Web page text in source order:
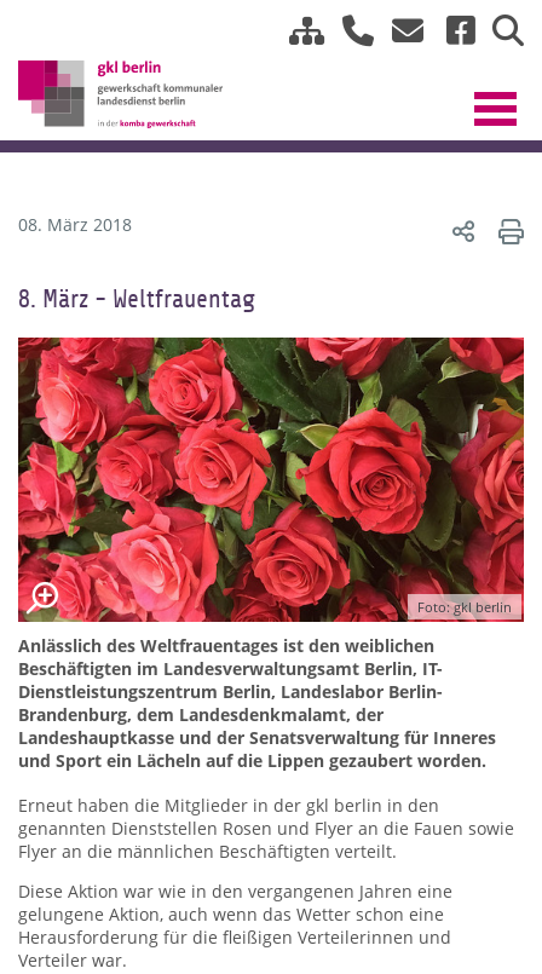
08. März 2018
8. März - Weltfrauentag
Foto: gkl berlin
Anlässlich des Weltfrauentages ist den weiblichen
Beschäftigten im Landesverwaltungsamt Berlin, IT-
Dienstleistungszentrum Berlin, Landeslabor Berlin-
Brandenburg, dem Landesdenkmalamt, der
Landeshauptkasse und der Senatsverwaltung für Inneres
und Sport ein Lächeln auf die Lippen gezaubert worden.
Erneut haben die Mitglieder in der gkl berlin in den
genannten Dienststellen Rosen und Flyer an die Fauen sowie
Flyer an die männlichen Beschäftigten verteilt.
Diese Aktion war wie in den vergangenen Jahren eine
gelungene Aktion, auch wenn das Wetter schon eine
Herausforderung für die fleißigen Verteilerinnen und
Verteiler war.